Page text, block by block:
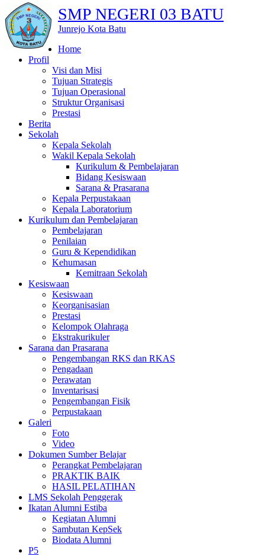
SMP NEGERI 03 BATU
Junrejo Kota Batu
Home
Profil
Visi dan Misi
Tujuan Strategis
Tujuan Operasional
Struktur Organisasi
Prestasi
Berita
Sekolah
Kepala Sekolah
Wakil Kepala Sekolah
Kurikulum & Pembelajaran
Bidang Kesiswaan
Sarana & Prasarana
Kepala Perpustakaan
Kepala Laboratorium
Kurikulum dan Pembelajaran
Pembelajaran
Penilaian
Guru & Kependidikan
Kehumasan
Kemitraan Sekolah
Kesiswaan
Kesiswaan
Keorganisasian
Prestasi
Kelompok Olahraga
Ekstrakurikuler
Sarana dan Prasarana
Pengembangan RKS dan RKAS
Pengadaan
Perawatan
Inventarisasi
Pengembangan Fisik
Perpustakaan
Galeri
Foto
Video
Dokumen Sumber Belajar
Perangkat Pembelajaran
PRAKTIK BAIK
HASIL PELATIHAN
LMS Sekolah Penggerak
Ikatan Alumni Estiba
Kegiatan Alumni
Sambutan KepSek
Biodata Alumni
P5